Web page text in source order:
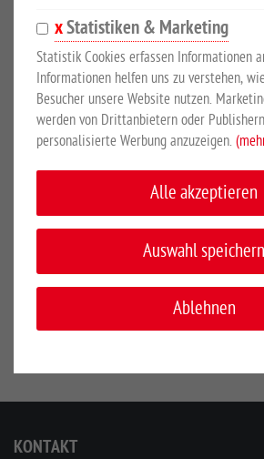
anthrazit.
Schüttkantenhöhe 850 mm
Länge 1250 mm
Breite 700 mm
Höhe (Griffhöhe) 890 mm
SICHERHEITSHINWEISE
Großewinkelmann GmbH & Co.
KONTAKT
Statistiken & Marketing
Statistik Cookies erfassen Informationen
Informationen helfen uns zu verstehen,
Besucher unsere Website nutzen.
werden von Drittanbietern oder
personalisierte Werbung anzuzeigen.
Alle akzeptieren
Auswahl speichern
Ablehnen